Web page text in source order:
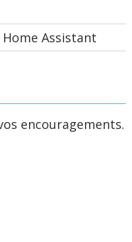
Assistant
encouragements.